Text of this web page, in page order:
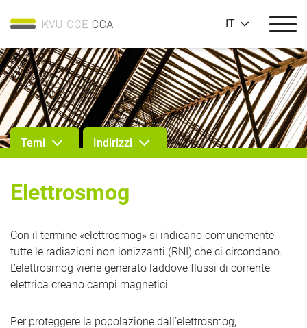
IT
Temi Indirizzi
Elettrosmog
Con il termine «elettrosmog» si indicano comunemente
tutte le radiazioni non ionizzanti (RNI) che ci circondano.
L’elettrosmog viene generato laddove flussi di corrente
elettrica creano campi magnetici.
Per proteggere la popolazione dall’elettrosmog,